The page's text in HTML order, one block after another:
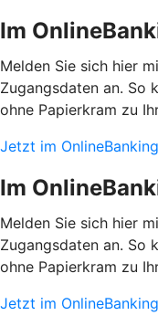
Im
Melden Sie sich hier
Zugangsdaten an. So
ohne Papierkram zu
Jetzt im
Im
Melden Sie sich hier
Zugangsdaten an. So
ohne Papierkram zu
Jetzt im